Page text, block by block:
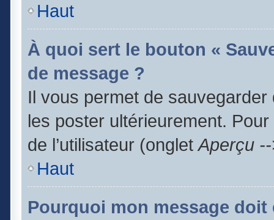
Haut
À quoi sert le bouton «
de message ?
Il vous permet de
les poster ultérieurement.
de l’utilisateur (ongletAperçu
Haut
Pourquoi mon message doit